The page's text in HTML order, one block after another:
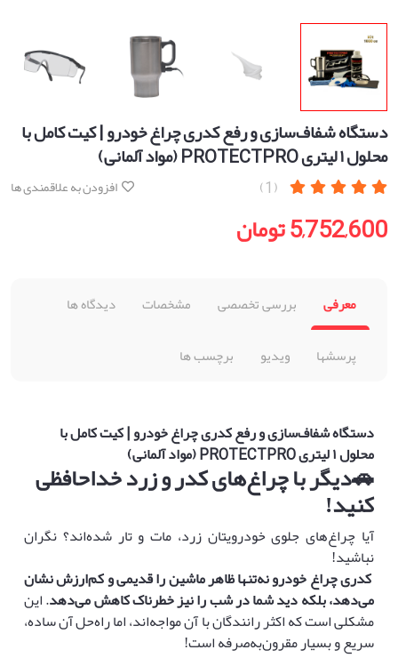
دستگاه شفاف‌سازی و رفع کدری چراغ خودرو | کیت کامل با
محلول ۱ لیتری PROTECTPRO (مواد آلمانی)
(1) افزودن به علاقمندی ها
5,752,600 تومان
معرفی بررسی تخصصی مشخصات
دیدگاه ها
پرسشها
ویدیو برچسب ها
دستگاه شفاف‌سازی و رفع کدری چراغ خودرو | کیت کامل با
محلول ۱ لیتری PROTECTPRO (مواد آلمانی)
🚗دیگر با چراغ‌های کدر و زرد خداحافظی
کنید!
آیا چراغ‌های جلوی خودرویتان زرد، مات و تار شده‌اند؟ نگران
نباشید!
کدری چراغ خودرو نه‌تنها ظاهر ماشین را قدیمی و کم‌ارزش نشان
می‌دهد، بلکه دید شما در شب را نیز خطرناک کاهش می‌دهد. این
مشکلی است که اکثر رانندگان با آن مواجه‌اند، اما راه‌حل آن ساده،
سریع و بسیار مقرون‌به‌صرفه است!